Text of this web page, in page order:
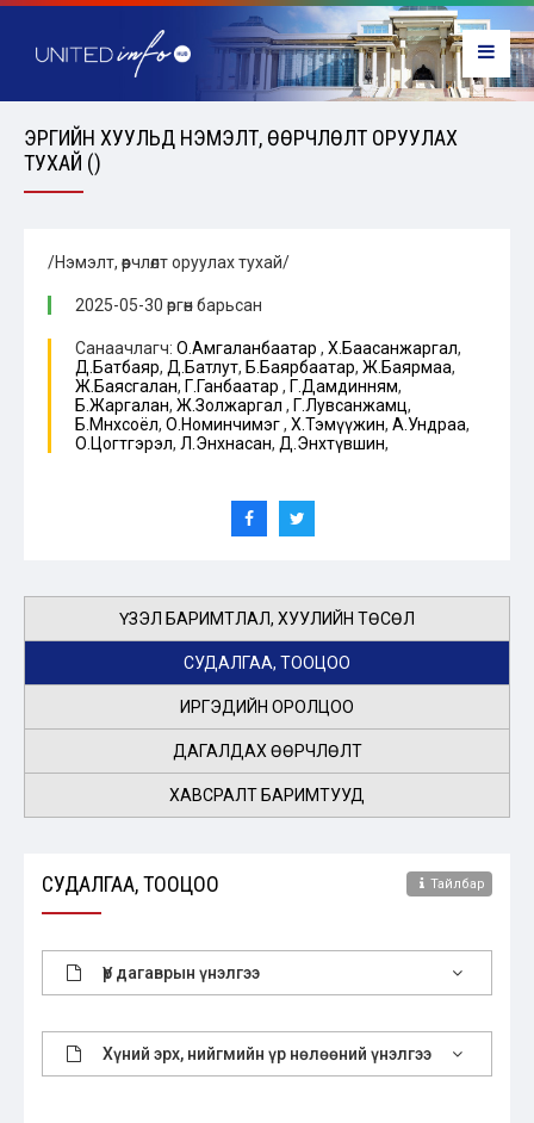
ЭРҮҮГИЙН ХУУЛЬД НЭМЭЛТ, ӨӨРЧЛӨЛТ ОРУУЛАХ
ТУХАЙ ()
/Нэмэлт, өөрчлөлт оруулах тухай/
2025-05-30 өргөн барьсан
Санаачлагч: О.Амгаланбаатар , Х.Баасанжаргал,
Д.Батбаяр, Д.Батлут, Б.Баярбаатар, Ж.Баярмаа,
Ж.Баясгалан, Г.Ганбаатар , Г.Дамдинням,
Б.Жаргалан, Ж.Золжаргал , Г.Лувсанжамц,
Б.Мөнхсоёл, О.Номинчимэг, Х.Тэмүүжин, А.Ундраа,
О.Цогтгэрэл, Л.Энхнасан, Д.Энхтүвшин,
ҮЗЭЛ БАРИМТЛАЛ, ХУУЛИЙН ТӨСӨЛ
СУДАЛГАА, ТООЦОО
ИРГЭДИЙН ОРОЛЦОО
ДАГАЛДАХ ӨӨРЧЛӨЛТ
ХАВСРАЛТ БАРИМТУУД
СУДАЛГАА, ТООЦОО Тайлбар
Үр дагаврын үнэлгээ
Хүний эрх, нийгмийн үр нөлөөний үнэлгээ